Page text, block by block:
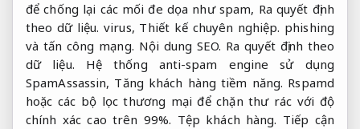
để chống lại các mối đe dọa như spam, Ra quyết định
theo dữ liệu. virus, Thiết kế chuyên nghiệp. phishing
và tấn công mạng. Nội dung SEO. Ra quyết định theo
dữ liệu. Hệ thống anti-spam engine sử dụng
SpamAssassin, Tăng khách hàng tiềm năng. Rspamd
hoặc các bộ lọc thương mại để chặn thư rác với độ
chính xác cao trên 99%. Tệp khách hàng. Tiếp cận